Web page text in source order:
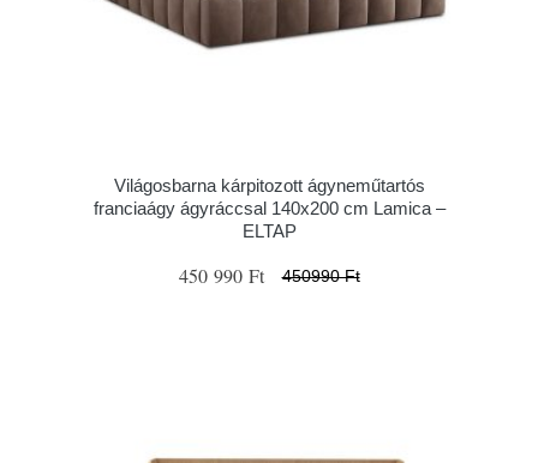
Világosbarna kárpitozott ágyneműtartós
franciaágy ágyráccsal 140x200 cm Lamica –
ELTAP
450 990 Ft 450990 Ft